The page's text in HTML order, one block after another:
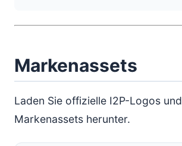
Markenassets
Laden Sie offizielle I2P-Logos und
Markenassets herunter.